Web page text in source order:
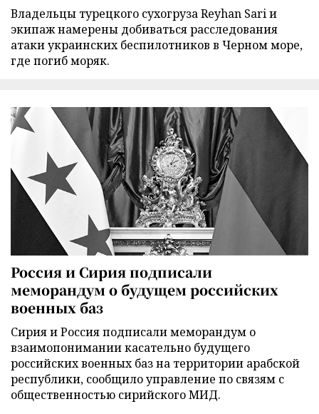
Владельцы турецкого сухогруза Reyhan Sari и
экипаж намерены добиваться расследования
атаки украинских беспилотников в Черном море,
где погиб моряк.
Россия и Сирия подписали
меморандум о будущем российских
военных баз
Сирия и Россия подписали меморандум о
взаимопонимании касательно будущего
российских военных баз на территории арабской
республики, сообщило управление по связям с
общественностью сирийского МИД.